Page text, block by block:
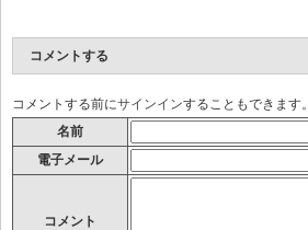
コメントする
コメントする前にサインインすることもできます。
名前
電子メール
コメント